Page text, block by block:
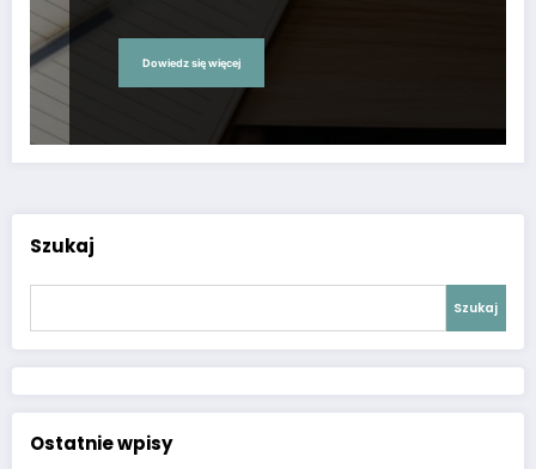
Dowiedz się więcej
Szukaj
Szukaj
Ostatnie wpisy